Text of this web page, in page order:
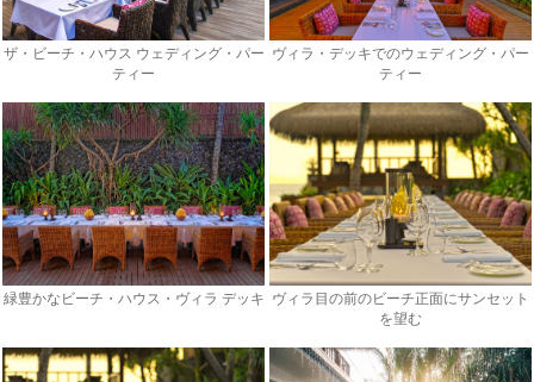
ザ・ビーチ・ハウス ウェディング・パー
ティー
ヴィラ・デッキでのウェディング・パー
ティー
緑豊かなビーチ・ハウス・ヴィラ デッキ ヴィラ目の前のビーチ正面にサンセット
を望む